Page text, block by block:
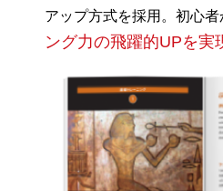
アップ方式を採用。初心者
ング力の飛躍的UPを実